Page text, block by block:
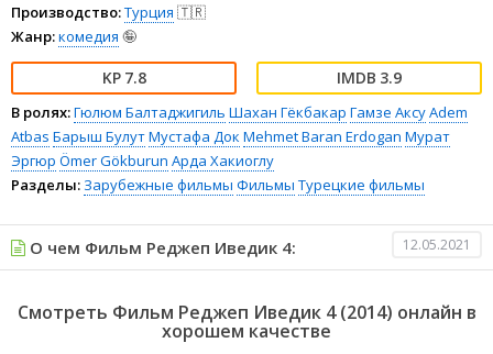
Производство:Турция 🇹🇷
Жанр:комедия 🤪
7.8 3.9
В ролях:Гюлюм Балтаджигиль Шахан Гёкбакар Гамзе АксуAdem
Atbas Барыш БулутМустафа Док Mehmet Baran Erdogan Мурат
Эргюр Ömer Gökburun Арда Хакиоглу
Разделы: Зарубежные фильмы Фильмы Турецкие фильмы
О чем Фильм Реджеп Иведик 4: 12.05.2021
Смотреть Фильм Реджеп Иведик 4 (2014) онлайн в
хорошем качестве